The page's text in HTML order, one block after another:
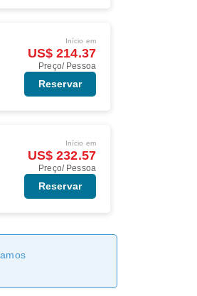
Início em
US$ 214.37
Preço/ Pessoa
Reservar
Início em
US$ 232.57
Preço/ Pessoa
Reservar